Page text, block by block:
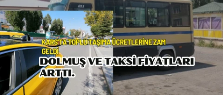
Çankırı
Çorum
Denizli
Diyarbakır
Edirne